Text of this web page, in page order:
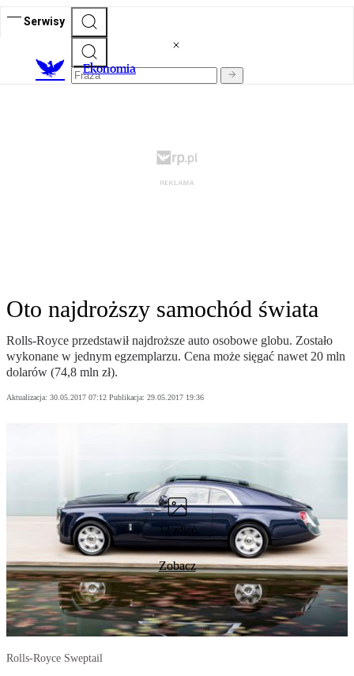
Serwisy
Ekonomia
Oto najdroższy samochód świata
Rolls-Royce przedstawił najdroższe auto osobowe globu. Zostało
wykonane w jednym egzemplarzu. Cena może sięgać nawet 20 mln
dolarów (74,8 mln zł).
Aktualizacja: 30.05.2017 07:12 Publikacja: 29.05.2017 19:36
12 zdjęć
Zobacz
Rolls-Royce Sweptail